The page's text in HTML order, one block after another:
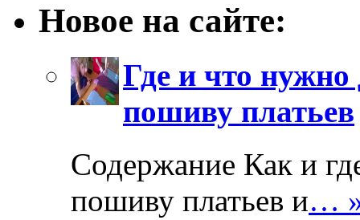
Новое на сайте:
Где и что нужно
пошиву платьев
Содержание Как и
пошиву платьев и…